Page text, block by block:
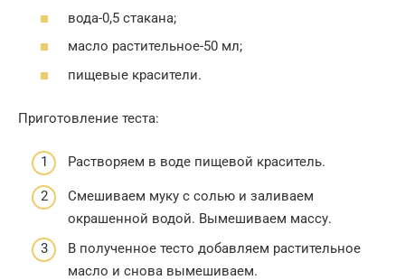
вода-0,5 стакана;
масло растительное-50 мл;
пищевые красители.
Приготовление теста:
Растворяем в воде пищевой краситель.
Смешиваем муку с солью и заливаем
окрашенной водой. Вымешиваем массу.
В полученное тесто добавляем растительное
масло и снова вымешиваем.